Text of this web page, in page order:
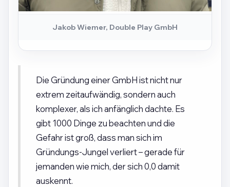
Jakob Wiemer, Double Play GmbH
Die Gründung einer GmbH ist nicht nur
extrem zeitaufwändig, sondern auch
komplexer, als ich anfänglich dachte. Es
gibt 1000 Dinge zu beachten und die
Gefahr ist groß, dass man sich im
Gründungs-Jungel verliert – gerade für
jemanden wie mich, der sich 0,0 damit
auskennt.